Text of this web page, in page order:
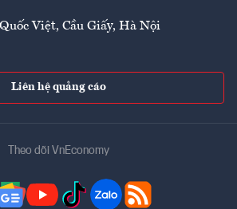
Việt, Cầu Giấy, Hà Nội
Liên hệ quảng cáo
Theo dõi VnEconomy